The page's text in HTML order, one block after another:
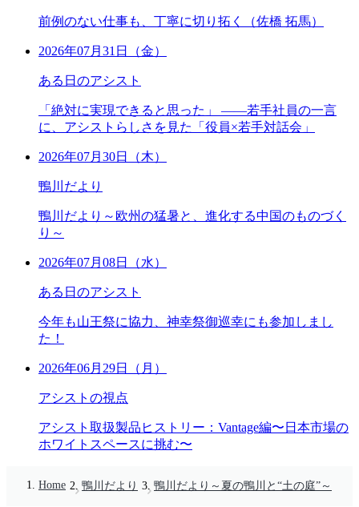
前例のない仕事も、丁寧に切り拓く（佐橋 拓馬）
2026年07月31日（金）
ある日のアシスト
「絶対に実現できると思った」 ――若手社員の一言
に、アシストらしさを見た「役員×若手対話会」
2026年07月30日（木）
鴨川だより
鴨川だより～欧州の猛暑と、進化する中国のものづく
り～
2026年07月08日（水）
ある日のアシスト
今年も山王祭に協力、神幸祭御巡幸にも参加しまし
た！
2026年06月29日（月）
アシストの視点
アシスト取扱製品ヒストリー：Vantage編〜日本市場の
ホワイトスペースに挑む〜
Home 鴨川だより 鴨川だより～夏の鴨川と“土の庭”～